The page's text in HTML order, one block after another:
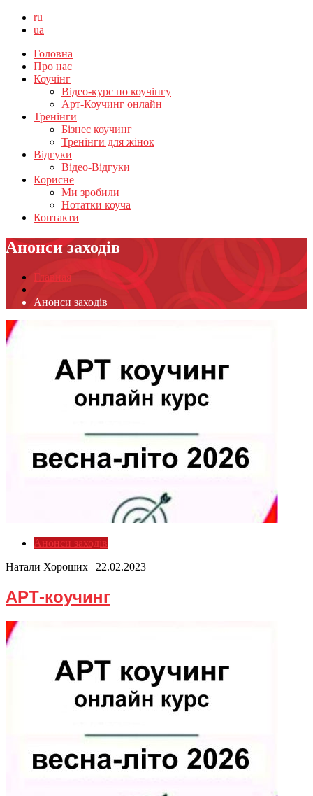
ru
ua
Головна
Про нас
Коучінг
Відео-курс по коучінгу
Арт-Коучинг онлайн
Тренінги
Бізнес коучинг
Тренінги для жінок
Відгуки
Відео-Відгуки
Корисне
Ми зробили
Нотатки коуча
Контакти
Анонси заходів
Главная
Анонси заходів
Анонси заходів
Натали Хороших | 22.02.2023
АРТ-коучинг